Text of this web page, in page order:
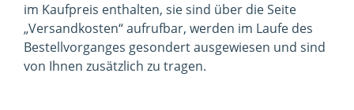
im Kaufpreis enthalten, sie sind über die Seite
„Versandkosten“ aufrufbar, werden im Laufe des
Bestellvorganges gesondert ausgewiesen und sind
von Ihnen zusätzlich zu tragen.